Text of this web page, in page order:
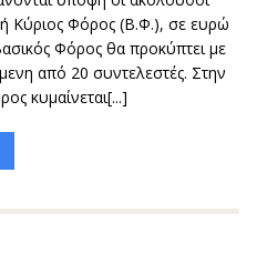
Κύριος Φόρος (Β.Φ.), σε ευρώ
Φόρος θα προκύπτει με
από 20 συντελεστές. Στην
κυμαίνεται[...]